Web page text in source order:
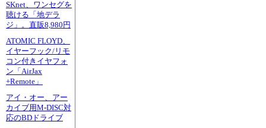
SKnet、ワンセグを
聴ける「地デラ
ジ」。直販8,980円
ATOMIC FLOYD、
イヤーフック/リモ
コン付きイヤフォ
ン「AirJax
+Remote」
アイ・オー、アー
カイブ用M-DISC対
応のBDドライブ